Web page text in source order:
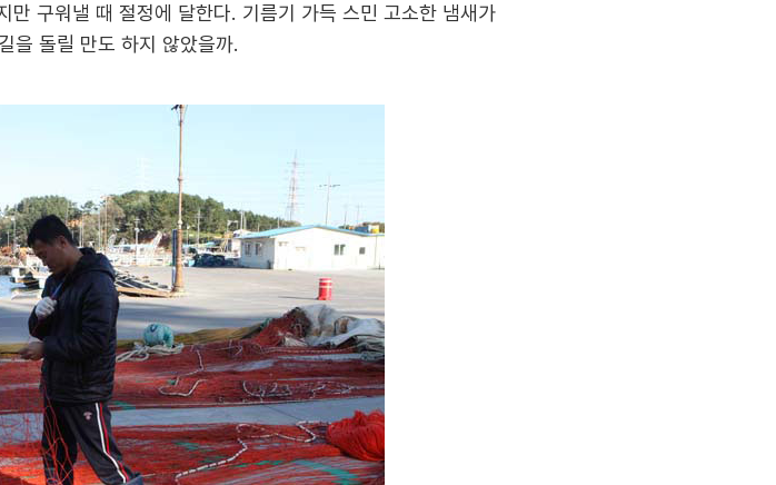
구워낼 때 절정에 달한다. 기름기 가득 스민 고소한 냄새가
을 돌릴 만도 하지 않았을까.